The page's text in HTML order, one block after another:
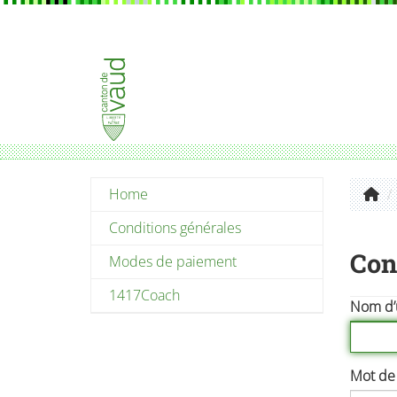
Home
Conditions générales
Modes de paiement
1417Coach
Nom
Mot